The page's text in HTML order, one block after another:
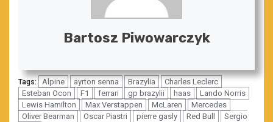
Bartosz Piwowarczyk
Tags: Alpine ayrton senna Brazylia
Charles Leclerc
Esteban Ocon
F1 ferrari gp brazylii haas
Lando Norris
Lewis Hamilton
Max Verstappen McLaren
Mercedes
Oliver Bearman
Oscar Piastri pierre gasly Red Bull
Sergio